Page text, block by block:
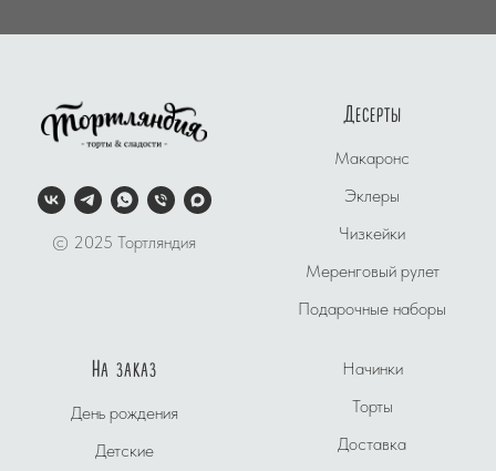
© 2025 Тортляндия
Десерты
Макаронс
Эклеры
Чизкейки
Меренговый рулет
Подарочные наборы
На заказ
День рождения
Детские
Начинки
Торты
Доставка